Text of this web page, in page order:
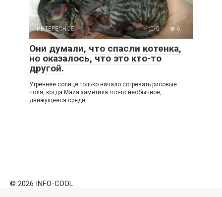
ИНТЕРЕСНОЕ 0 6
Они думали, что спасли котенка,
но оказалось, что это кто-то
другой.
Утреннее солнце только начало согревать рисовые
поля, когда Майя заметила что-то необычное,
движущееся среди
© 2026 INFO-COOL